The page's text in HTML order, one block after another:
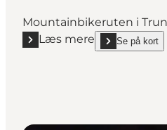
Mountainbikeruten i
Læs mere
Læs mere "MTB ruten i
Se på kort
show MTB